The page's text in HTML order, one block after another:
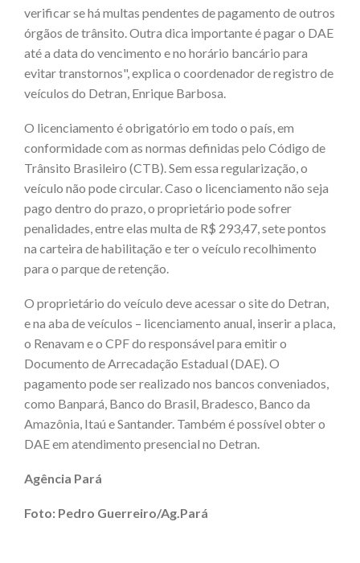
verificar se há multas pendentes de pagamento de outros
órgãos de trânsito. Outra dica importante é pagar o DAE
até a data do vencimento e no horário bancário para
evitar transtornos", explica o coordenador de registro de
veículos do Detran, Enrique Barbosa.
O licenciamento é obrigatório em todo o país, em
conformidade com as normas definidas pelo Código de
Trânsito Brasileiro (CTB). Sem essa regularização, o
veículo não pode circular. Caso o licenciamento não seja
pago dentro do prazo, o proprietário pode sofrer
penalidades, entre elas multa de R$ 293,47, sete pontos
na carteira de habilitação e ter o veículo recolhimento
para o parque de retenção.
O proprietário do veículo deve acessar o site do Detran,
e na aba de veículos – licenciamento anual, inserir a placa,
o Renavam e o CPF do responsável para emitir o
Documento de Arrecadação Estadual (DAE). O
pagamento pode ser realizado nos bancos conveniados,
como Banpará, Banco do Brasil, Bradesco, Banco da
Amazônia, Itaú e Santander. Também é possível obter o
DAE em atendimento presencial no Detran.
Agência Pará
Foto: Pedro Guerreiro/Ag.Pará